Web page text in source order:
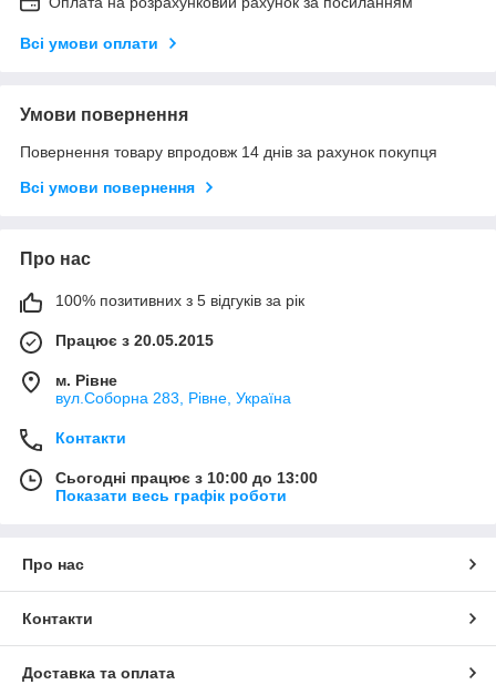
Всі умови оплати
Умови повернення
Повернення товару впродовж 14 днів за рахунок покупця
Всі умови повернення
Про нас
100% позитивних з 5 відгуків за рік
Працює з 20.05.2015
м. Рівне
вул.Соборна 283, Рівне, Україна
Контакти
Сьогодні працює з 10:00 до 13:00
Показати весь графік роботи
Про нас
Контакти
Доставка та оплата